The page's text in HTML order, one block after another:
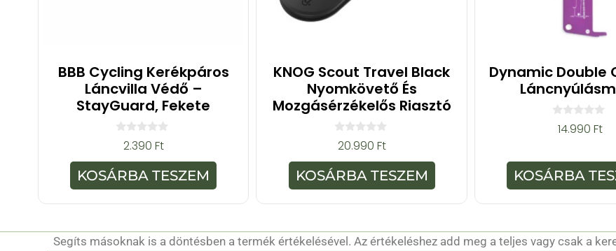
BBB Cycling Kerékpáros
Láncvilla Védő –
StayGuard, Fekete
z
5
-
b
2.390 Ft
KOSÁRBA TESZEM
KNOG Scout Travel Black
Nyomkövető És
Mozgásérzékelős Riasztó
0
a
z
5
-
b
20.990 Ft
KOSÁRBA TESZEM
Dynamic Double
0
-
b
ő
l
14.990 Ft
KOSÁRBA
Segíts másoknak is a döntésben a termék értékelésével. Az értékeléshez add meg a teljes vagy csak a